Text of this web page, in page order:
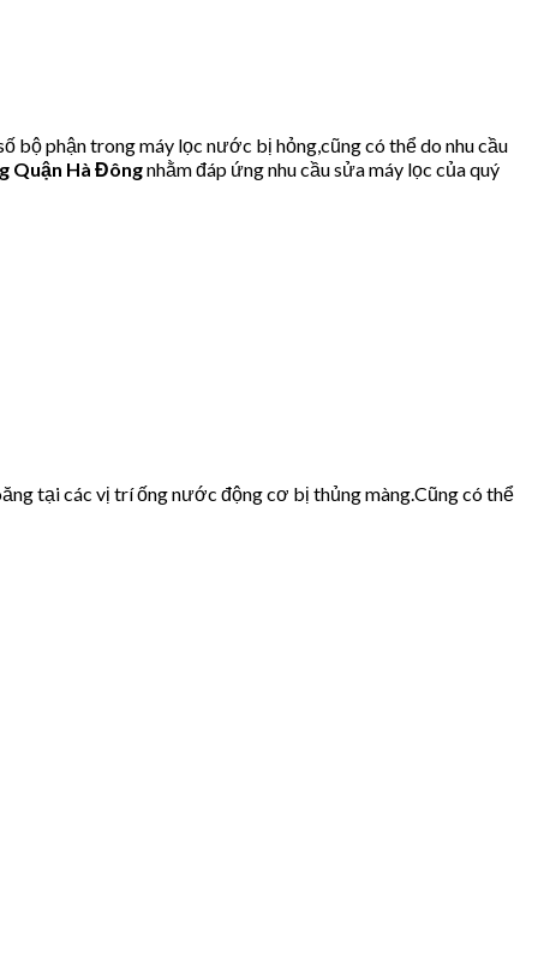
bộ phận trong máy lọc nước bị hỏng,cũng có thể do nhu cầu
Quận Hà Đôngnhằm đáp ứng nhu cầu sửa máy lọc của quý
tại các vị trí ống nước động cơ bị thủng màng.Cũng có thể